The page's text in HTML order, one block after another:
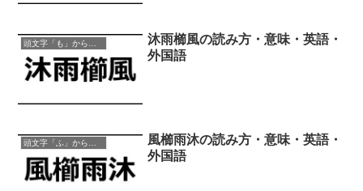
沐雨櫛風の読み方・意味・英語・
外国語
頭文字「ふ」から始まる四字熟語
風櫛雨沐の読み方・意味・英語・
外国語